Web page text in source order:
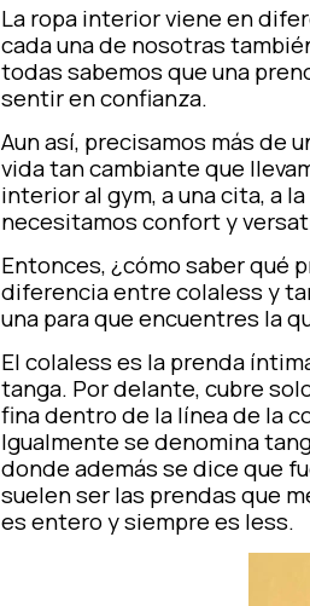
La ropa interior viene en
cada una de nosotras
todas sabemos que una
sentir en confianza.
Aun así, precisamos más de
vida tan cambiante que
interior al gym, a una cita, a
necesitamos confort y
Entonces, ¿cómo saber qué
diferencia entre colaless y
una para que encuentres la
Elcolalesses la prenda
tanga. Por delante, cubre
fina dentro de la línea de la
Igualmente se denomina
donde además se dice que
suelen ser las prendas que
es entero y siempre es less.